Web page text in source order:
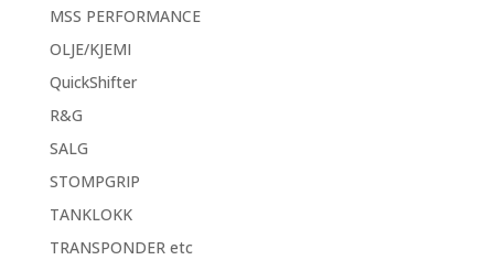
MSS PERFORMANCE
OLJE/KJEMI
QuickShifter
R&G
SALG
STOMPGRIP
TANKLOKK
TRANSPONDER etc